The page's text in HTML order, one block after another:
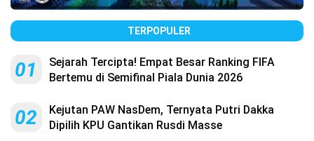
TERPOPULER
01
Sejarah Tercipta! Empat Besar Ranking FIFA
Bertemu di Semifinal Piala Dunia 2026
02
Kejutan PAW NasDem, Ternyata Putri Dakka
Dipilih KPU Gantikan Rusdi Masse